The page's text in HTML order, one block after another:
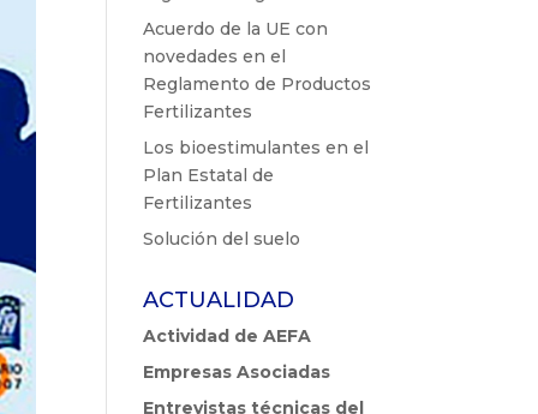
Acuerdo de la UE con
novedades en el
Reglamento de Productos
Fertilizantes
Los bioestimulantes en el
Plan Estatal de
Fertilizantes
Solución del suelo
ACTUALIDAD
Actividad de AEFA
Empresas Asociadas
Entrevistas técnicas del